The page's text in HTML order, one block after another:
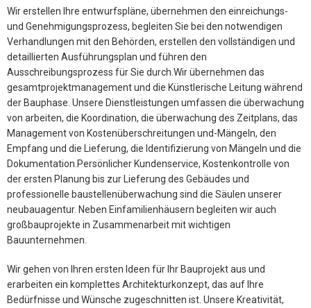
Wir erstellen Ihre entwurfspläne, übernehmen den einreichungs-
und Genehmigungsprozess, begleiten Sie bei den notwendigen
Verhandlungen mit den Behörden, erstellen den vollständigen und
detaillierten Ausführungsplan und führen den
Ausschreibungsprozess für Sie durch.Wir übernehmen das
gesamtprojektmanagement und die Künstlerische Leitung während
der Bauphase. Unsere Dienstleistungen umfassen die überwachung
von arbeiten, die Koordination, die überwachung des Zeitplans, das
Management von Kostenüberschreitungen und-Mängeln, den
Empfang und die Lieferung, die Identifizierung von Mängeln und die
Dokumentation.Persönlicher Kundenservice, Kostenkontrolle von
der ersten Planung bis zur Lieferung des Gebäudes und
professionelle baustellenüberwachung sind die Säulen unserer
neubauagentur. Neben Einfamilienhäusern begleiten wir auch
großbauprojekte in Zusammenarbeit mit wichtigen
Bauunternehmen.
Wir gehen von Ihren ersten Ideen für Ihr Bauprojekt aus und
erarbeiten ein komplettes Architekturkonzept, das auf Ihre
Bedürfnisse und Wünsche zugeschnitten ist. Unsere Kreativität,